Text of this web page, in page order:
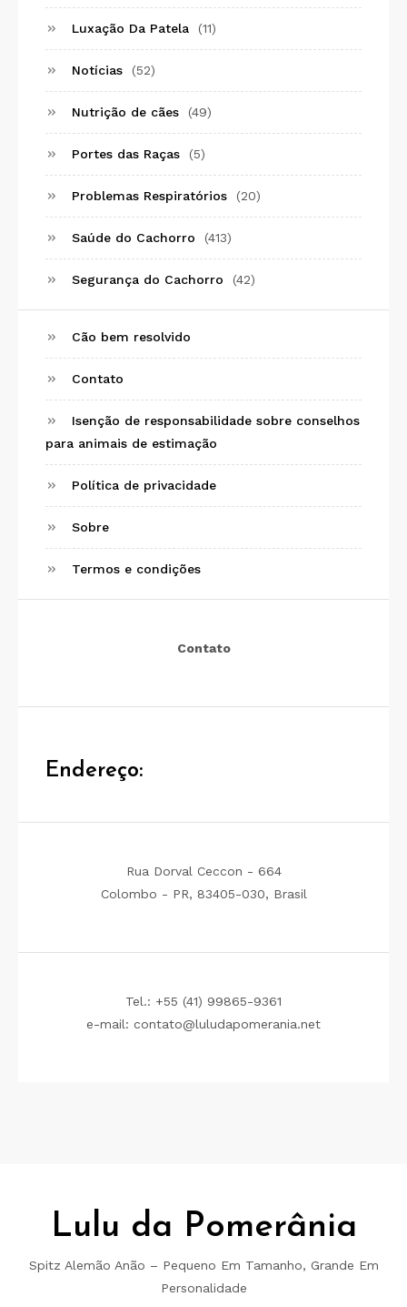
Luxação Da Patela (11)
Notícias (52)
Nutrição de cães (49)
Portes das Raças (5)
Problemas Respiratórios (20)
Saúde do Cachorro (413)
Segurança do Cachorro (42)
Cão bem resolvido
Contato
Isenção de responsabilidade sobre conselhos
para animais de estimação
Política de privacidade
Sobre
Termos e condições
Contato
Endereço:
Rua Dorval Ceccon - 664
Colombo - PR, 83405-030, Brasil
Tel.: +55 (41) 99865-9361
e-mail: contato@luludapomerania.net
Lulu da Pomerânia
Spitz Alemão Anão – Pequeno Em Tamanho, Grande Em
Personalidade